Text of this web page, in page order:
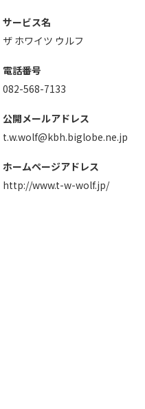
サービス名
ザ ホワイツ ウルフ
電話番号
082-568-7133
公開メールアドレス
t.w.wolf@kbh.biglobe.ne.jp
ホームページアドレス
http://www.t-w-wolf.jp/